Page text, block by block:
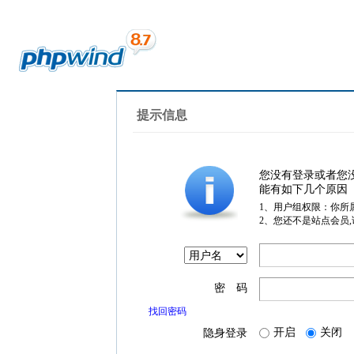
提示信息
您没有登录或者您
能有如下几个原因
1、用户组权限：你所
2、您还不是站点会员
密 码
找回密码
隐身登录 开启 关闭